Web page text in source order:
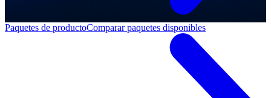
Paquetes de productoComparar paquetes disponibles